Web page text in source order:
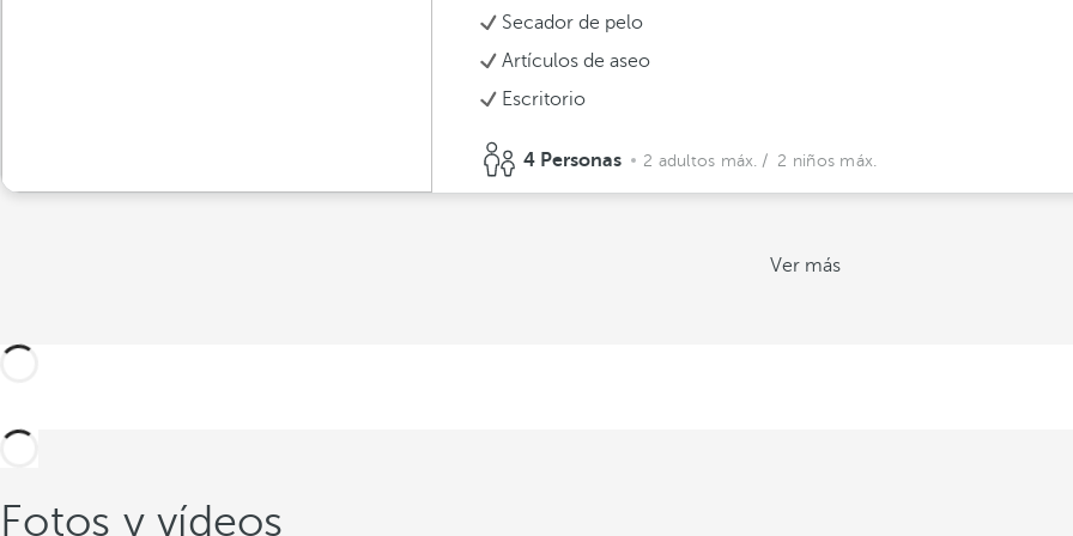
Secador de pelo
Artículos de aseo
Escritorio
4 Personas 2 adultos máx. / 2 niños máx.
Ver más
Fotos y vídeos